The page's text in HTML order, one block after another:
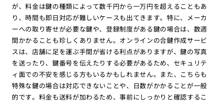
が、料金は鍵の種類によって数千円から一万円を超えることもあ
り、時間も即日対応が難しいケースも出てきます。特に、メーカ
ーへの取り寄せが必要な鍵や、登録制度がある鍵の場合は、数週
間かかることも珍しくありません。オンラインの合鍵作成サービ
スは、店舗に足を運ぶ手間が省ける利点がありますが、鍵の写真
を送ったり、鍵番号を伝えたりする必要があるため、セキュリテ
ィ面での不安を感じる方もいるかもしれません。また、こちらも
特殊な鍵の場合は対応できないことや、日数がかかることが一般
的です。料金も送料が加わるため、事前にしっかりと確認するこ